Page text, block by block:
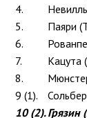
4.
5.
Паяри
6.
7.
Кацута
8.
9 (1).
10 (2).Грязин